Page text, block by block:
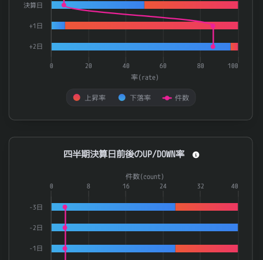
率(rate)
上昇率 下落率 件数
決算日
+1日
+2日
0 20 40 60 80 100
End of interactive chart.
四半期決算日前後のUP/DOWN率
Combination chart with 3 data series.
The chart has 1 X axis displaying categories.
The chart has 2 Y axes displaying 率(rate) and 件数(count).
件数(count)
-3日
-2日
-1日
0 8 16 24 32 40
四半期決算日前後のUP/DOWN率